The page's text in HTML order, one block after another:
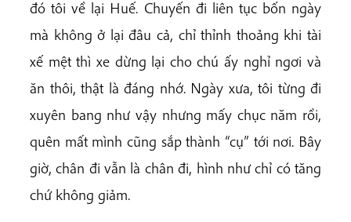
đó tôi về lại Huế. Chuyến đi liên tục bốn ngày
mà không ở lại đâu cả, chỉ thỉnh thoảng khi tài
xế mệt thì xe dừng lại cho chú ấy nghỉ ngơi và
ăn thôi, thật là đáng nhớ. Ngày xưa, tôi từng đi
xuyên bang như vậy nhưng mấy chục năm rồi,
quên mất mình cũng sắp thành “cụ” tới nơi. Bây
giờ, chân đi vẫn là chân đi, hình như chỉ có tăng
chứ không giảm.